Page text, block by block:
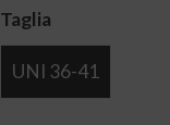
Taglia
UNI 36-41